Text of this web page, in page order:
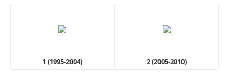
1 (1995-2004) 2 (2005-2010)